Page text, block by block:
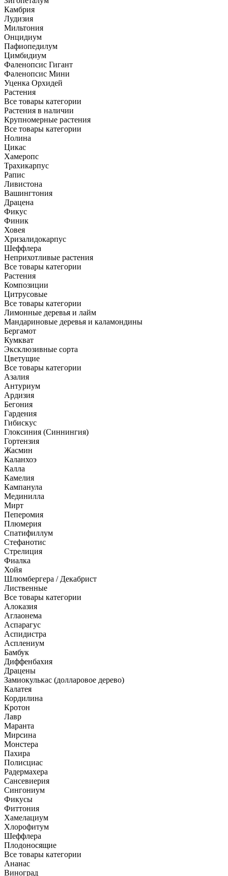
Камбрия
Лудизия
Мильтония
Онцидиум
Пафиопедилум
Цимбидиум
Фаленопсис Гигант
Фаленопсис Мини
Уценка Орхидей
Растения
Все товары категории
Растения в наличии
Крупномерные растения
Все товары категории
Нолина
Цикас
Хамеропс
Трахикарпус
Рапис
Ливистона
Вашингтония
Драцена
Фикус
Финик
Ховея
Хризалидокарпус
Шеффлера
Неприхотливые растения
Все товары категории
Растения
Композиции
Цитрусовые
Все товары категории
Лимонные деревья и лайм
Мандариновые деревья и каламондины
Бергамот
Кумкват
Эксклюзивные сорта
Цветущие
Все товары категории
Азалия
Антуриум
Ардизия
Бегония
Гардения
Гибискус
Глоксиния (Синнингия)
Гортензия
Жасмин
Каланхоэ
Калла
Камелия
Кампанула
Мединилла
Мирт
Пеперомия
Плюмерия
Спатифиллум
Стефанотис
Стрелиция
Фиалка
Хойя
Шлюмбергера / Декабрист
Лиственные
Все товары категории
Алоказия
Аглаонема
Аспарагус
Аспидистра
Асплениум
Бамбук
Диффенбахия
Драцены
Замиокулькас (долларовое дерево)
Калатея
Кордилина
Кротон
Лавр
Маранта
Мирсина
Монстера
Пахира
Полисциас
Радермахера
Сансевиерия
Сингониум
Фикусы
Фиттония
Хамелациум
Хлорофитум
Шеффлера
Плодоносящие
Все товары категории
Ананас
Виноград